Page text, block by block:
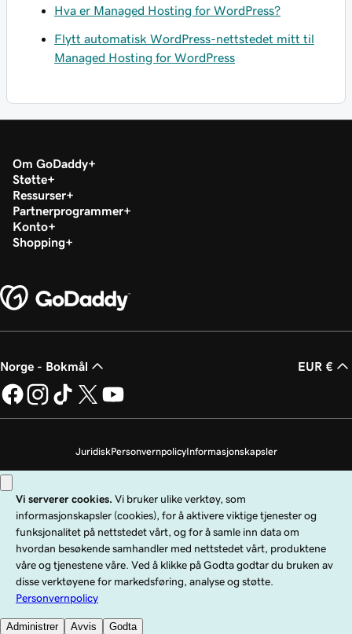
Hva er Managed Hosting for WordPress?
Flytt automatisk WordPress-nettstedet mitt til
Managed Hosting for WordPress
Om GoDaddy
Støtte
Ressurser
Partnerprogrammer
Konto
Shopping
Norge - Bokmål EUR €
JuridiskPersonvernpolicyInformasjonskapsler
Copyright © 1999–2026 GoDaddy Operating Company, LLC. Med enerett.
GoDaddy-ordmerket er et registrert varemerke som tilhører GoDaddy
Operating Company, LLC i USA og andre land. «GO»-logoen er et registrert
varemerke som tilhører GoDaddy.com, LLC i USA.
Bruk av dette nettstedet er underlagt spesifikke bruksbetingelser. Ved å bruke
dette nettstedet bekrefter du at du er underlagt disse
tjenestebetingelsene